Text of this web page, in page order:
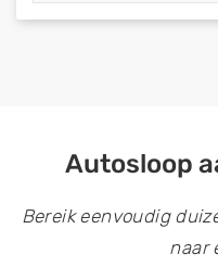
Autosloop
Bereik eenvoudig
naar